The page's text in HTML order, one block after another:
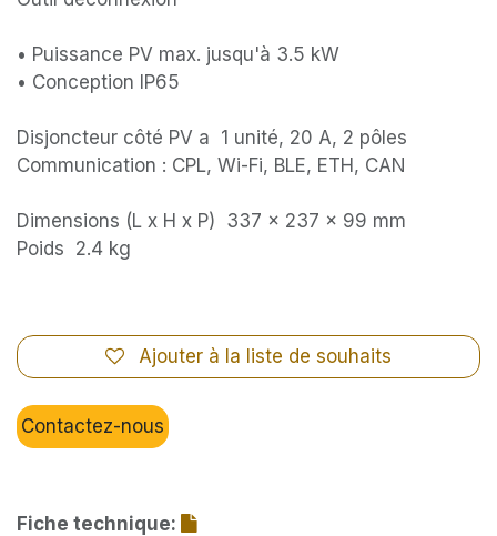
• Puissance PV max. jusqu'à 3.5 kW
• Conception IP65
Disjoncteur côté PV a 1 unité, 20 A, 2 pôles
Communication : CPL, Wi-Fi, BLE, ETH, CAN
Dimensions (L x H x P) 337 × 237 × 99 mm
Poids 2.4 kg
Ajouter à la liste de souhaits
Contactez-nous
Fiche technique: